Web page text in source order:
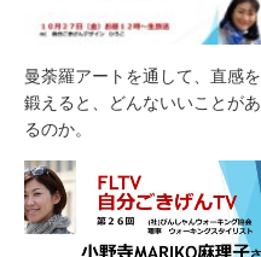
曼荼羅アートを通して、直感を
鍛えると、どんないいことがあ
るのか。